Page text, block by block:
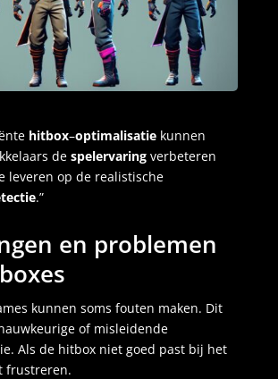
hitbox–optimalisatie kunnen
despelervaring verbeteren
leveren op de realistische
.”
en problemen
kunnen soms fouten maken. Dit
of misleidende
Als de hitbox niet goed past bij het
frustreren.